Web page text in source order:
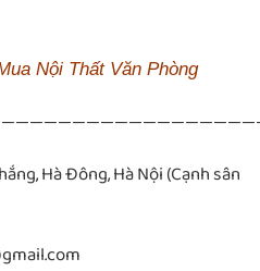
Nội Thất Văn Phòng
Hà Đông, Hà Nội (Cạnh sân